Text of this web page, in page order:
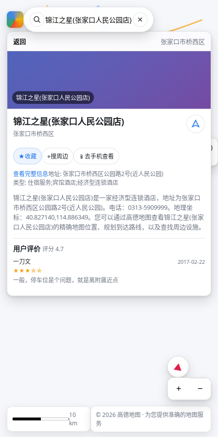
返回 张家口市桥西区
锦江之星(张家口人民公园店)
锦江之星(张家口人民公园店)
张家口市桥西区
★收藏 ⌖搜周边 📱 去手机查看
查看完整信息地址: 张家口市桥西区公园路2号(近人民公园)
类型: 住宿服务;宾馆酒店;经济型连锁酒店
锦江之星(张家口人民公园店)是一家经济型连锁酒店，地址为张家口
市桥西区公园路2号(近人民公园)。电话：0313-5909999。地理坐
标：40.827140,114.886349。您可以通过高德地图查看锦江之星(张家
口人民公园店)的精确地图位置、规划到达路线，以及查找周边设施。
用户评价评分 4.7
一刀文
2017-02-22
★★★☆☆
一般，停车位是个问题，就是离附属近点
锦江之星(张家口人民公园店)
+ −
10
km
© 2026 高德地图 · 为您提供准确的地图服
务